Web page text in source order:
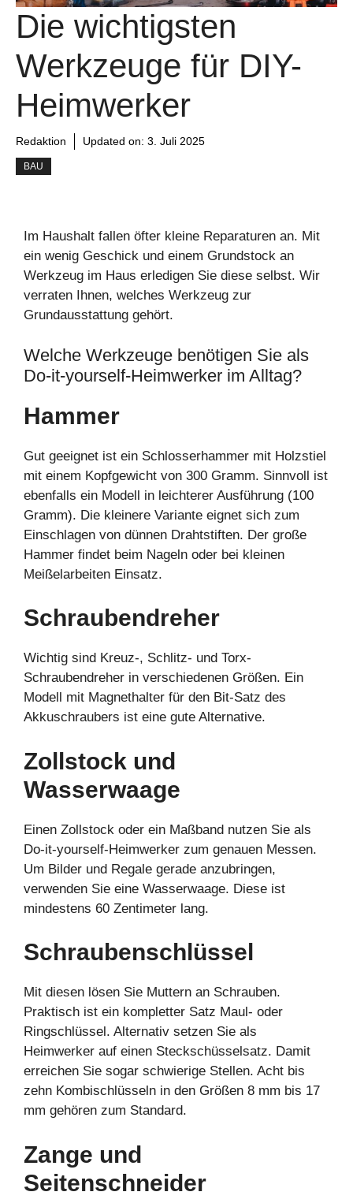
Die wichtigsten
Werkzeuge für DIY-
Heimwerker
Redaktion Updated on: 3. Juli 2025
BAU
Im Haushalt fallen öfter kleine Reparaturen an. Mit
ein wenig Geschick und einem Grundstock an
Werkzeug im Haus erledigen Sie diese selbst. Wir
verraten Ihnen, welches Werkzeug zur
Grundausstattung gehört.
Welche Werkzeuge benötigen Sie als
Do-it-yourself-Heimwerker im Alltag?
Hammer
Gut geeignet ist ein Schlosserhammer mit Holzstiel
mit einem Kopfgewicht von 300 Gramm. Sinnvoll ist
ebenfalls ein Modell in leichterer Ausführung (100
Gramm). Die kleinere Variante eignet sich zum
Einschlagen von dünnen Drahtstiften. Der große
Hammer findet beim Nageln oder bei kleinen
Meißelarbeiten Einsatz.
Schraubendreher
Wichtig sind Kreuz-, Schlitz- und Torx-
Schraubendreher in verschiedenen Größen. Ein
Modell mit Magnethalter für den Bit-Satz des
Akkuschraubers ist eine gute Alternative.
Zollstock und
Wasserwaage
Einen Zollstock oder ein Maßband nutzen Sie als
Do-it-yourself-Heimwerker zum genauen Messen.
Um Bilder und Regale gerade anzubringen,
verwenden Sie eine Wasserwaage. Diese ist
mindestens 60 Zentimeter lang.
Schraubenschlüssel
Mit diesen lösen Sie Muttern an Schrauben.
Praktisch ist ein kompletter Satz Maul- oder
Ringschlüssel. Alternativ setzen Sie als
Heimwerker auf einen Steckschüsselsatz. Damit
erreichen Sie sogar schwierige Stellen. Acht bis
zehn Kombischlüsseln in den Größen 8 mm bis 17
mm gehören zum Standard.
Zange und
Seitenschneider